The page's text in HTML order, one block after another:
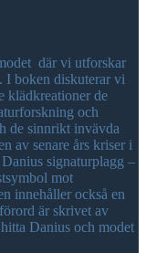
där vi utforskar
I boken diskuterar vi
klädkreationer de
och
de sinnrikt invävda
av senare års kriser i
signaturplagg –
mot
innehåller också en
är skrivet av
Danius och modet